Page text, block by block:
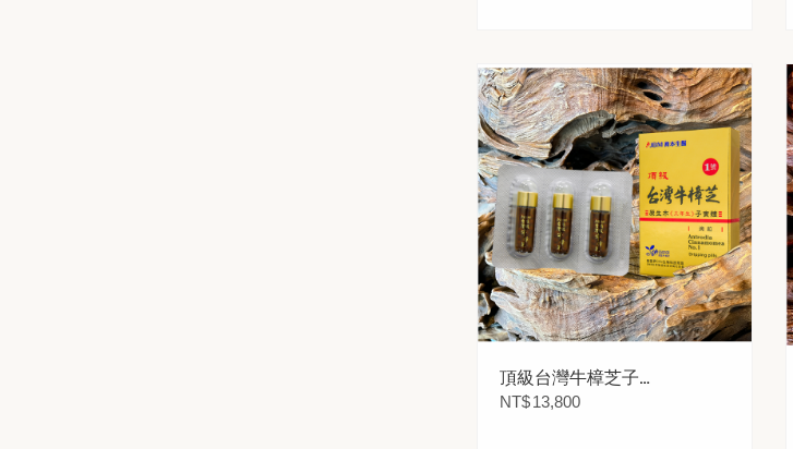
頂級台灣牛樟芝子實
體1號滴粒-紙盒 3瓶
NT$13,800